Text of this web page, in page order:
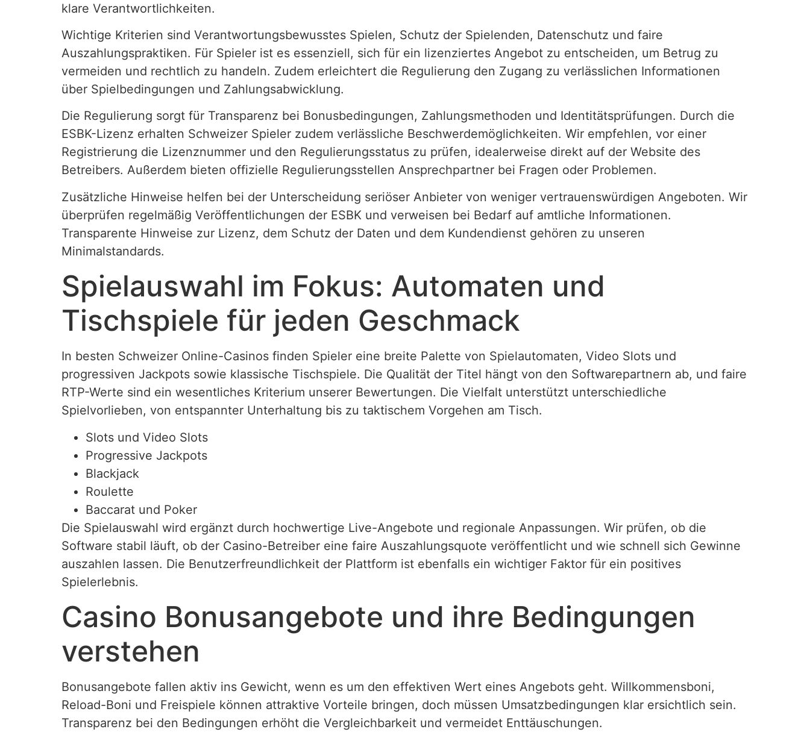
klare Verantwortlichkeiten.
Wichtige Kriterien sind Verantwortungsbewusstes Spielen, Schutz der Spielenden, Datenschutz und faire
Auszahlungspraktiken. Für Spieler ist es essenziell, sich für ein lizenziertes Angebot zu entscheiden, um Betrug zu
vermeiden und rechtlich zu handeln. Zudem erleichtert die Regulierung den Zugang zu verlässlichen Informationen
über Spielbedingungen und Zahlungsabwicklung.
Die Regulierung sorgt für Transparenz bei Bonusbedingungen, Zahlungsmethoden und Identitätsprüfungen. Durch die
ESBK-Lizenz erhalten Schweizer Spieler zudem verlässliche Beschwerdemöglichkeiten. Wir empfehlen, vor einer
Registrierung die Lizenznummer und den Regulierungsstatus zu prüfen, idealerweise direkt auf der Website des
Betreibers. Außerdem bieten offizielle Regulierungsstellen Ansprechpartner bei Fragen oder Problemen.
Zusätzliche Hinweise helfen bei der Unterscheidung seriöser Anbieter von weniger vertrauenswürdigen Angeboten. Wir
überprüfen regelmäßig Veröffentlichungen der ESBK und verweisen bei Bedarf auf amtliche Informationen.
Transparente Hinweise zur Lizenz, dem Schutz der Daten und dem Kundendienst gehören zu unseren
Minimalstandards.
Spielauswahl im Fokus: Automaten und
Tischspiele für jeden Geschmack
In besten Schweizer Online-Casinos finden Spieler eine breite Palette von Spielautomaten, Video Slots und
progressiven Jackpots sowie klassische Tischspiele. Die Qualität der Titel hängt von den Softwarepartnern ab, und faire
RTP-Werte sind ein wesentliches Kriterium unserer Bewertungen. Die Vielfalt unterstützt unterschiedliche
Spielvorlieben, von entspannter Unterhaltung bis zu taktischem Vorgehen am Tisch.
Slots und Video Slots
Progressive Jackpots
Blackjack
Roulette
Baccarat und Poker
Die Spielauswahl wird ergänzt durch hochwertige Live-Angebote und regionale Anpassungen. Wir prüfen, ob die
Software stabil läuft, ob der Casino-Betreiber eine faire Auszahlungsquote veröffentlicht und wie schnell sich Gewinne
auszahlen lassen. Die Benutzerfreundlichkeit der Plattform ist ebenfalls ein wichtiger Faktor für ein positives
Spielerlebnis.
Casino Bonusangebote und ihre Bedingungen
verstehen
Bonusangebote fallen aktiv ins Gewicht, wenn es um den effektiven Wert eines Angebots geht. Willkommensboni,
Reload-Boni und Freispiele können attraktive Vorteile bringen, doch müssen Umsatzbedingungen klar ersichtlich sein.
Transparenz bei den Bedingungen erhöht die Vergleichbarkeit und vermeidet Enttäuschungen.